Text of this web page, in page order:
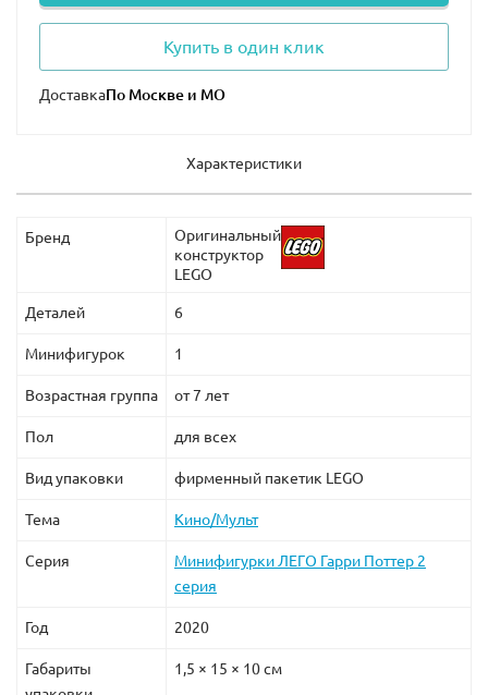
Купить в один клик
Доставка
Характеристики
Бренд
Оригинальный
конструктор
LEGO
Деталей 6
Минифигурок 1
Возрастная группа от 7 лет
Пол для всех
Вид упаковки фирменный пакетик LEGO
Тема Кино/Мульт
Серия
Минифигурки ЛЕГО Гарри Поттер 2
серия
Год 2020
Габариты
1,5 × 15 × 10 см